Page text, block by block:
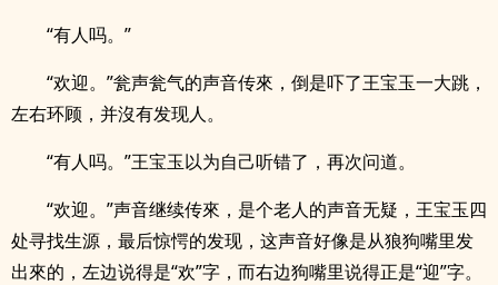
“有人吗。”
“欢迎。”瓮声瓮气的声音传來，倒是吓了王宝玉一大跳，
左右环顾，并沒有发现人。
“有人吗。”王宝玉以为自己听错了，再次问道。
“欢迎。”声音继续传來，是个老人的声音无疑，王宝玉四
处寻找生源，最后惊愕的发现，这声音好像是从狼狗嘴里发
出來的，左边说得是“欢”字，而右边狗嘴里说得正是“迎”字。